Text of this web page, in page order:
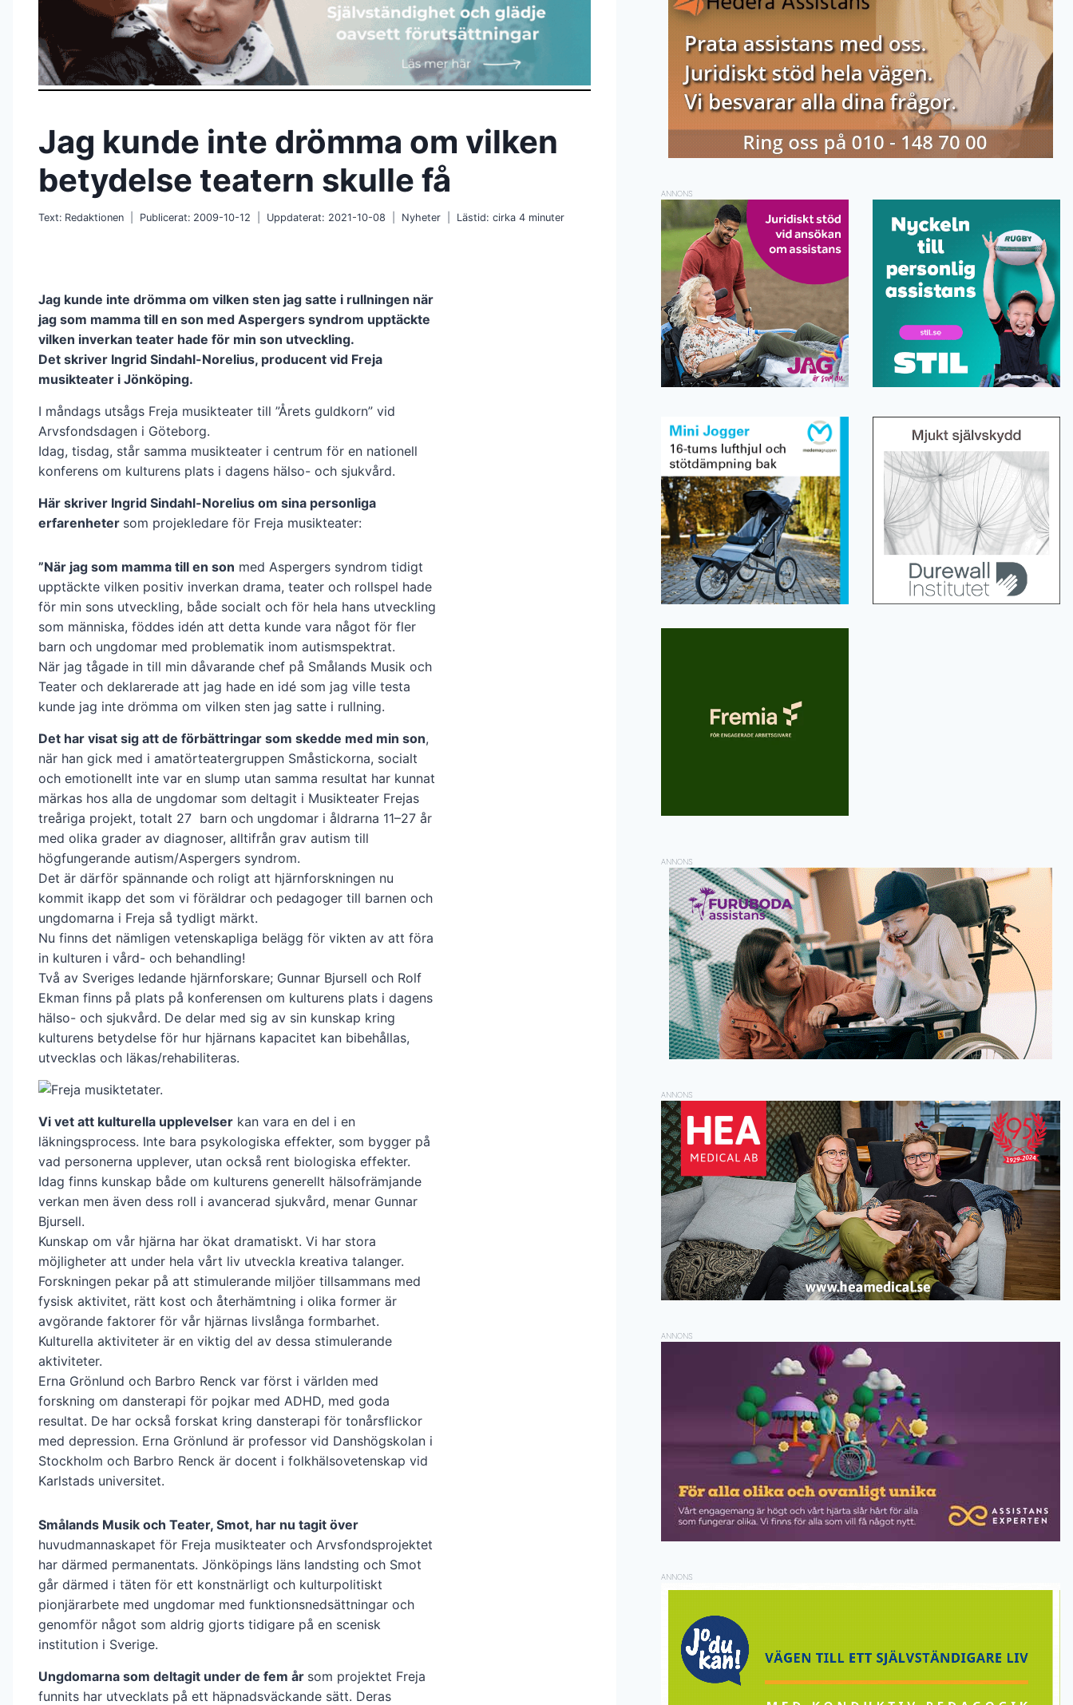
Jag kunde inte drömma om vilken
betydelse teatern skulle få
Text: Redaktionen Publicerat: 2009-10-12 Uppdaterat: 2021-10-08 Nyheter Lästid: cirka 4 minuter
Jag kunde inte drömma om vilken sten jag satte i rullningen när
jag som mamma till en son med Aspergers syndrom upptäckte
vilken inverkan teater hade för min son utveckling.
Det skriver Ingrid Sindahl-Norelius, producent vid Freja
musikteater i Jönköping.
I måndags utsågs Freja musikteater till ”Årets guldkorn” vid
Arvsfondsdagen i Göteborg.
Idag, tisdag, står samma musikteater i centrum för en nationell
konferens om kulturens plats i dagens hälso- och sjukvård.
Här skriver Ingrid Sindahl-Norelius om sina personliga
erfarenheter som projekledare för Freja musikteater:
”När jag som mamma till en son med Aspergers syndrom tidigt
upptäckte vilken positiv inverkan drama, teater och rollspel hade
för min sons utveckling, både socialt och för hela hans utveckling
som människa, föddes idén att detta kunde vara något för fler
barn och ungdomar med problematik inom autismspektrat.
När jag tågade in till min dåvarande chef på Smålands Musik och
Teater och deklarerade att jag hade en idé som jag ville testa
kunde jag inte drömma om vilken sten jag satte i rullning.
Det har visat sig att de förbättringar som skedde med min son,
när han gick med i amatörteatergruppen Småstickorna, socialt
och emotionellt inte var en slump utan samma resultat har kunnat
märkas hos alla de ungdomar som deltagit i Musikteater Frejas
treåriga projekt, totalt 27 barn och ungdomar i åldrarna 11–27 år
med olika grader av diagnoser, alltifrån grav autism till
högfungerande autism/Aspergers syndrom.
Det är därför spännande och roligt att hjärnforskningen nu
kommit ikapp det som vi föräldrar och pedagoger till barnen och
ungdomarna i Freja så tydligt märkt.
Nu finns det nämligen vetenskapliga belägg för vikten av att föra
in kulturen i vård- och behandling!
Två av Sveriges ledande hjärnforskare; Gunnar Bjursell och Rolf
Ekman finns på plats på konferensen om kulturens plats i dagens
hälso- och sjukvård. De delar med sig av sin kunskap kring
kulturens betydelse för hur hjärnans kapacitet kan bibehållas,
utvecklas och läkas/rehabiliteras.
Vi vet att kulturella upplevelser kan vara en del i en
läkningsprocess. Inte bara psykologiska effekter, som bygger på
vad personerna upplever, utan också rent biologiska effekter.
Idag finns kunskap både om kulturens generellt hälsofrämjande
verkan men även dess roll i avancerad sjukvård, menar Gunnar
Bjursell.
Kunskap om vår hjärna har ökat dramatiskt. Vi har stora
möjligheter att under hela vårt liv utveckla kreativa talanger.
Forskningen pekar på att stimulerande miljöer tillsammans med
fysisk aktivitet, rätt kost och återhämtning i olika former är
avgörande faktorer för vår hjärnas livslånga formbarhet.
Kulturella aktiviteter är en viktig del av dessa stimulerande
aktiviteter.
Erna Grönlund och Barbro Renck var först i världen med
forskning om dansterapi för pojkar med ADHD, med goda
resultat. De har också forskat kring dansterapi för tonårsflickor
med depression. Erna Grönlund är professor vid Danshögskolan i
Stockholm och Barbro Renck är docent i folkhälsovetenskap vid
Karlstads universitet.
Smålands Musik och Teater, Smot, har nu tagit över
huvudmannaskapet för Freja musikteater och Arvsfondsprojektet
har därmed permanentats. Jönköpings läns landsting och Smot
går därmed i täten för ett konstnärligt och kulturpolitiskt
pionjärarbete med ungdomar med funktionsnedsättningar och
genomför något som aldrig gjorts tidigare på en scenisk
institution i Sverige.
Ungdomarna som deltagit under de fem år som projektet Freja
funnits har utvecklats på ett häpnadsväckande sätt. Deras
ANNONS
ANNONS
ANNONS
ANNONS
ANNONS